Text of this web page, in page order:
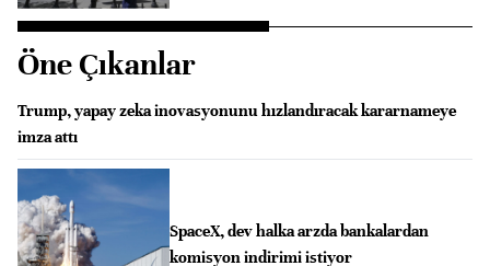
Öne Çıkanlar
Trump, yapay zeka inovasyonunu hızlandıracak kararnameye
imza attı
SpaceX, dev halka arzda bankalardan
komisyon indirimi istiyor